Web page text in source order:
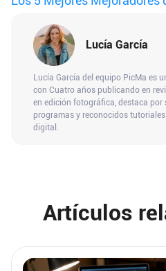
Lucía García
Lucía García del equipo PicMa es
con Cuatro años publicando en
en edición fotográfica, destaca
programas y reconocidos
digital.
Artículos